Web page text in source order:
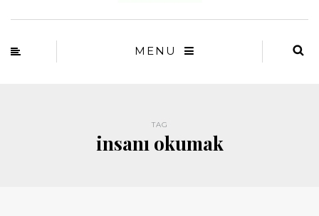
MENU
TAG
insanı okumak